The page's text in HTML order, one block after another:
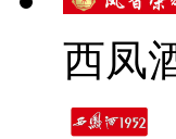
西凤